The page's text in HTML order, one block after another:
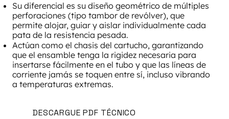
Su diferencial es su diseño geométrico de múltiples
perforaciones (tipo tambor de revólver), que
permite alojar, guiar y aislar individualmente cada
pata de la resistencia pesada.
Actúan como el chasis del cartucho, garantizando
que el ensamble tenga la rigidez necesaria para
insertarse fácilmente en el tubo y que las líneas de
corriente jamás se toquen entre sí, incluso vibrando
a temperaturas extremas.
DESCARGUE PDF TÉCNICO